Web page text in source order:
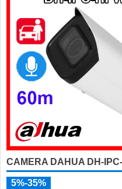
CAMERA DAHUA DH-
5%-35%